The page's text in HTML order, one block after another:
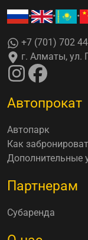
• • •
+7 (701) 702
г. Алматы, ул.
Автопрокат
Автопарк
Как
Дополнительные
Партнерам
Субаренда